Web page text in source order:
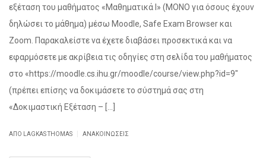
εξέταση του μαθήματος «Μαθηματικά Ι» (ΜΟΝΟ για όσους έχουν
δηλώσει το μάθημα) μέσω Moodle, Safe Exam Browser και
Zoom. Παρακαλείστε να έχετε διαβάσει προσεκτικά και να
εφαρμόσετε με ακρίβεια τις οδηγίες στη σελίδα του μαθήματος
στο «https://moodle.cs.ihu.gr/moodle/course/view.php?id=9″
(πρέπει επίσης να δοκιμάσετε το σύστημά σας στη
«Δοκιμαστική Εξέταση – […]
ΑΠΌ LAGKAS THOMAS ΑΝΑΚΟΙΝΏΣΕΙΣ